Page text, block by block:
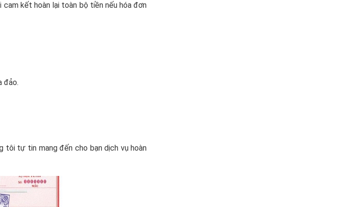
kết hoàn lại toàn bộ tiền nếu hóa đơn
đảo.
tôi tự tin mang đến cho bạn dịch vụ hoàn